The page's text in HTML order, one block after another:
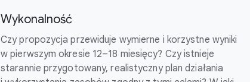
Wykonalność
Czy propozycja przewiduje wymierne i korzystne wyniki
w pierwszym okresie 12–18 miesięcy? Czy istnieje
starannie przygotowany, realistyczny plan działania